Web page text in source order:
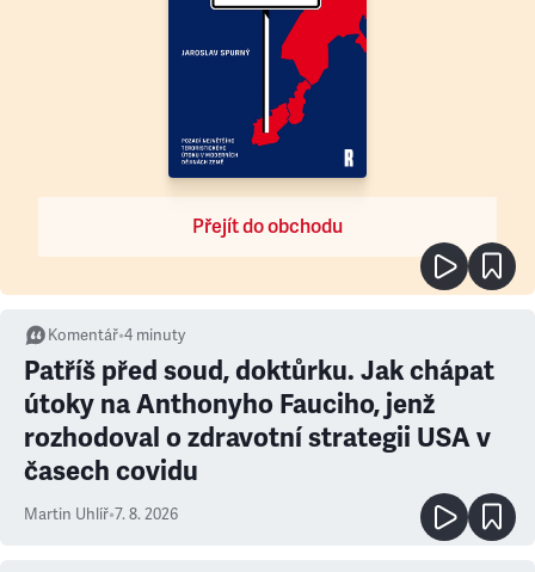
Přejít do obchodu
Komentář•4 minuty
Patříš před soud, doktůrku. Jak chápat
útoky na Anthonyho Fauciho, jenž
rozhodoval o zdravotní strategii USA v
časech covidu
Martin Uhlíř•7. 8. 2026